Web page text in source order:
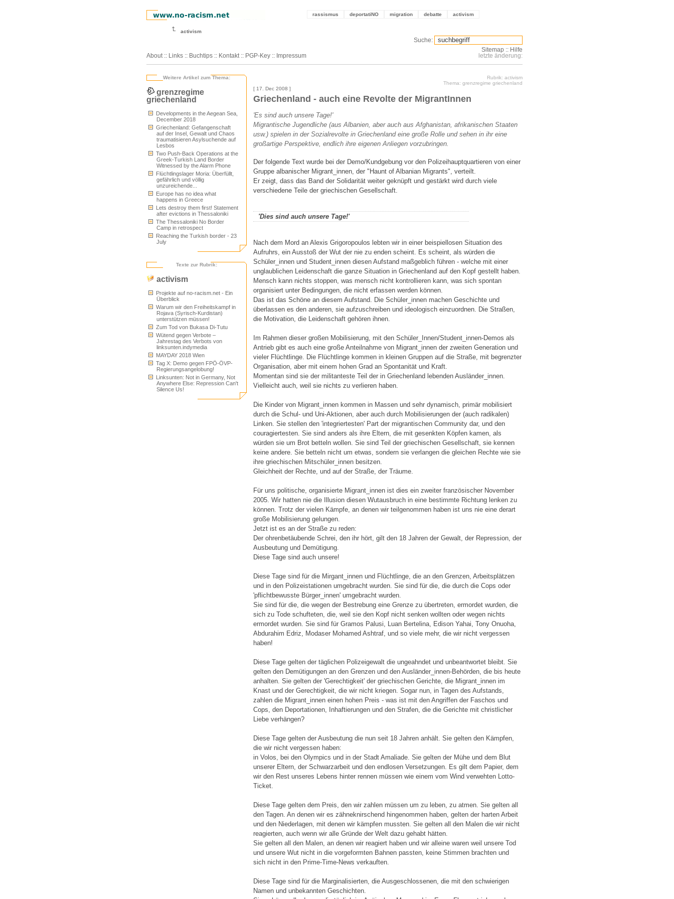
rassismus deportatiNO migration debatte activism
activism
About :: Links :: Buchtips :: Kontakt :: PGP-Key :: Impressum
Suche:
Sitemap :: Hilfe
letzte änderung:
Weitere Artikel zum Thema:
grenzregime
griechenland
Developments in the Aegean Sea,
December 2018
Griechenland: Gefangenschaft
auf der Insel, Gewalt und Chaos
traumatisieren Asylsuchende auf
Lesbos
Two Push-Back Operations at the
Greek-Turkish Land Border
Witnessed by the Alarm Phone
Flüchtlingslager Moria: Überfüllt,
gefährlich und völlig
unzureichende...
Europe has no idea what
happens in Greece
Lets destroy them first! Statement
after evictions in Thessaloniki
The Thessaloniki No Border
Camp in retrospect
Reaching the Turkish border - 23
July
Texte zur Rubrik:
activism
Projekte auf no-racism.net - Ein
Überblick
Warum wir den Freiheitskampf in
Rojava (Syrisch-Kurdistan)
unterstützen müssen!
Zum Tod von Bukasa Di-Tutu
Wütend gegen Verbote –
Jahrestag des Verbots von
linksunten.indymedia
MAYDAY 2018 Wien
Tag X: Demo gegen FPÖ-ÖVP-
Regierungsangelobung!
Linksunten: Not in Germany, Not
Anywhere Else: Repression Can't
Silence Us!
Rubrik: activism
Thema: grenzregime griechenland
[ 17. Dec 2008 ]
Griechenland - auch eine Revolte der MigrantInnen
'Es sind auch unsere Tage!'
Migrantische Jugendliche (aus Albanien, aber auch aus Afghanistan, afrikanischen Staaten
usw.) spielen in der Sozialrevolte in Griechenland eine große Rolle und sehen in ihr eine
großartige Perspektive, endlich ihre eigenen Anliegen vorzubringen.
Der folgende Text wurde bei der Demo/Kundgebung vor den Polizeihauptquartieren von einer
Gruppe albanischer Migrant_innen, der "Haunt of Albanian Migrants", verteilt.
Er zeigt, dass das Band der Solidarität weiter geknüpft und gestärkt wird durch viele
verschiedene Teile der griechischen Gesellschaft.
'Dies sind auch unsere Tage!'
Nach dem Mord an Alexis Grigoropoulos lebten wir in einer beispiellosen Situation des
Aufruhrs, ein Ausstoß der Wut der nie zu enden scheint. Es scheint, als würden die
Schüler_innen und Student_innen diesen Aufstand maßgeblich führen - welche mit einer
unglaublichen Leidenschaft die ganze Situation in Griechenland auf den Kopf gestellt haben.
Mensch kann nichts stoppen, was mensch nicht kontrollieren kann, was sich spontan
organisiert unter Bedingungen, die nicht erfassen werden können.
Das ist das Schöne an diesem Aufstand. Die Schüler_innen machen Geschichte und
überlassen es den anderen, sie aufzuschreiben und ideologisch einzuordnen. Die Straßen,
die Motivation, die Leidenschaft gehören ihnen.
Im Rahmen dieser großen Mobilisierung, mit den Schüler_Innen/Student_innen-Demos als
Antrieb gibt es auch eine große Anteilnahme von Migrant_innen der zweiten Generation und
vieler Flüchtlinge. Die Flüchtlinge kommen in kleinen Gruppen auf die Straße, mit begrenzter
Organisation, aber mit einem hohen Grad an Spontanität und Kraft.
Momentan sind sie der militanteste Teil der in Griechenland lebenden Ausländer_innen.
Vielleicht auch, weil sie nichts zu verlieren haben.
Die Kinder von Migrant_innen kommen in Massen und sehr dynamisch, primär mobilisiert
durch die Schul- und Uni-Aktionen, aber auch durch Mobilisierungen der (auch radikalen)
Linken. Sie stellen den 'integriertesten' Part der migrantischen Community dar, und den
couragiertesten. Sie sind anders als ihre Eltern, die mit gesenkten Köpfen kamen, als
würden sie um Brot betteln wollen. Sie sind Teil der griechischen Gesellschaft, sie kennen
keine andere. Sie betteln nicht um etwas, sondern sie verlangen die gleichen Rechte wie sie
ihre griechischen Mitschüler_innen besitzen.
Gleichheit der Rechte, und auf der Straße, der Träume.
Für uns politische, organisierte Migrant_innen ist dies ein zweiter französischer November
2005. Wir hatten nie die Illusion diesen Wutausbruch in eine bestimmte Richtung lenken zu
können. Trotz der vielen Kämpfe, an denen wir teilgenommen haben ist uns nie eine derart
große Mobilisierung gelungen.
Jetzt ist es an der Straße zu reden:
Der ohrenbetäubende Schrei, den ihr hört, gilt den 18 Jahren der Gewalt, der Repression, der
Ausbeutung und Demütigung.
Diese Tage sind auch unsere!
Diese Tage sind für die Mirgant_innen und Flüchtlinge, die an den Grenzen, Arbeitsplätzen
und in den Polizeistationen umgebracht wurden. Sie sind für die, die durch die Cops oder
'pflichtbewusste Bürger_innen' umgebracht wurden.
Sie sind für die, die wegen der Bestrebung eine Grenze zu übertreten, ermordet wurden, die
sich zu Tode schufteten, die, weil sie den Kopf nicht senken wollten oder wegen nichts
ermordet wurden. Sie sind für Gramos Palusi, Luan Bertelina, Edison Yahai, Tony Onuoha,
Abdurahim Edriz, Modaser Mohamed Ashtraf, und so viele mehr, die wir nicht vergessen
haben!
Diese Tage gelten der täglichen Polizeigewalt die ungeahndet und unbeantwortet bleibt. Sie
gelten den Demütigungen an den Grenzen und den Ausländer_innen-Behörden, die bis heute
anhalten. Sie gelten der 'Gerechtigkeit' der griechischen Gerichte, die Migrant_innen im
Knast und der Gerechtigkeit, die wir nicht kriegen. Sogar nun, in Tagen des Aufstands,
zahlen die Migrant_innen einen hohen Preis - was ist mit den Angriffen der Faschos und
Cops, den Deportationen, Inhaftierungen und den Strafen, die die Gerichte mit christlicher
Liebe verhängen?
Diese Tage gelten der Ausbeutung die nun seit 18 Jahren anhält. Sie gelten den Kämpfen,
die wir nicht vergessen haben:
in Volos, bei den Olympics und in der Stadt Amaliade. Sie gelten der Mühe und dem Blut
unserer Eltern, der Schwarzarbeit und den endlosen Versetzungen. Es gilt dem Papier, dem
wir den Rest unseres Lebens hinter rennen müssen wie einem vom Wind verwehten Lotto-
Ticket.
Diese Tage gelten dem Preis, den wir zahlen müssen um zu leben, zu atmen. Sie gelten all
den Tagen. An denen wir es zähneknirschend hingenommen haben, gelten der harten Arbeit
und den Niederlagen, mit denen wir kämpfen mussten. Sie gelten all den Malen die wir nicht
reagierten, auch wenn wir alle Gründe der Welt dazu gehabt hätten.
Sie gelten all den Malen, an denen wir reagiert haben und wir alleine waren weil unsere Tod
und unsere Wut nicht in die vorgeformten Bahnen passten, keine Stimmen brachten und
sich nicht in den Prime-Time-News verkauften.
Diese Tage sind für die Marginalisierten, die Ausgeschlossenen, die mit den schwierigen
Namen und unbekannten Geschichten.